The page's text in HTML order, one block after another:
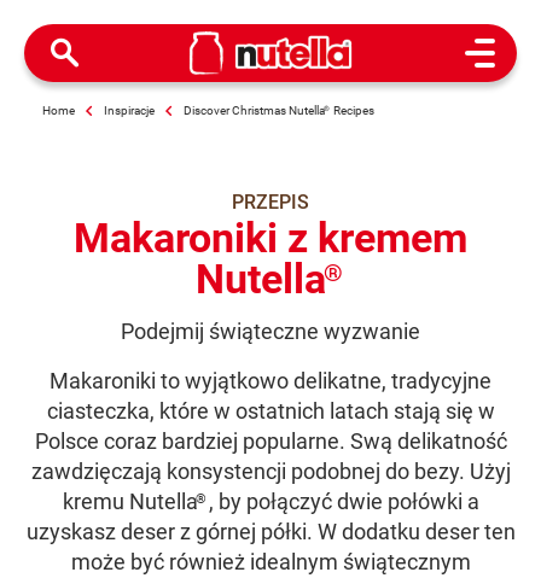
Open
Home Inspiracje Discover Christmas Nutella® Recipes
PRZEPIS
Makaroniki z kremem
Nutella®
Podejmij świąteczne wyzwanie
Makaroniki to wyjątkowo delikatne, tradycyjne
ciasteczka, które w ostatnich latach stają się w
Polsce coraz bardziej popularne. Swą delikatność
zawdzięczają konsystencji podobnej do bezy. Użyj
kremu Nutella® , by połączyć dwie połówki a
uzyskasz deser z górnej półki. W dodatku deser ten
może być również idealnym świątecznym